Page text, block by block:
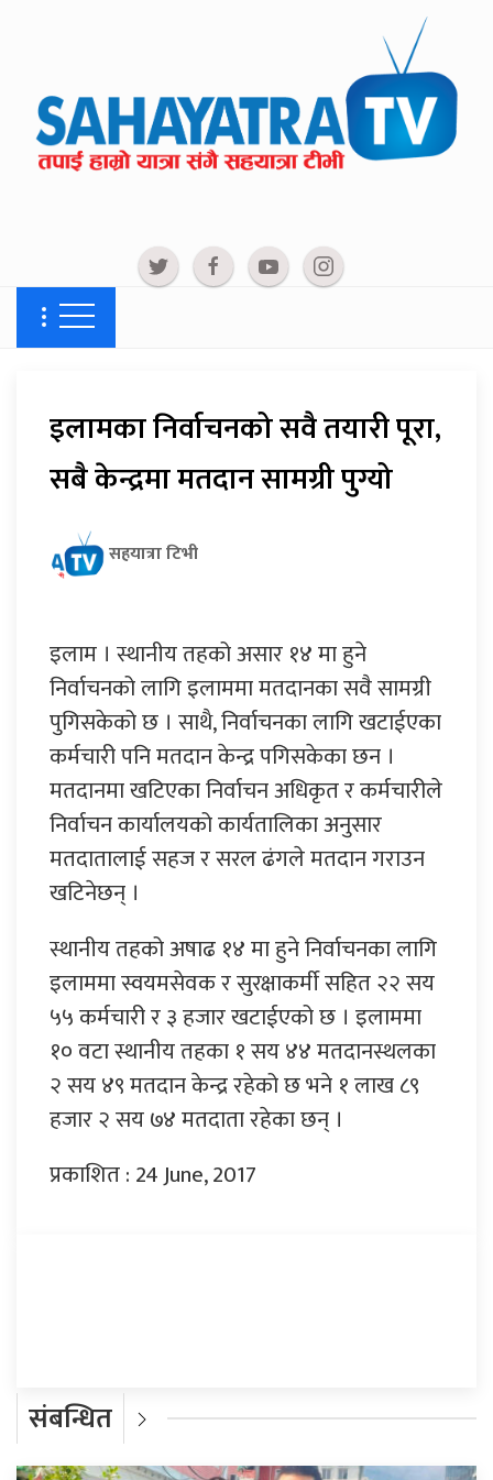
इलामका निर्वाचनको सवै तयारी पूरा,
सबै केन्द्रमा मतदान सामग्री पुग्यो
सहयात्रा टिभी
इलाम । स्थानीय तहको असार १४ मा हुने
निर्वाचनको लागि इलाममा मतदानका सवै सामग्री
पुगिसकेको छ । साथै, निर्वाचनका लागि खटाईएका
कर्मचारी पनि मतदान केन्द्र पगिसकेका छन ।
मतदानमा खटिएका निर्वाचन अधिकृत र कर्मचारीले
निर्वाचन कार्यालयको कार्यतालिका अनुसार
मतदातालाई सहज र सरल ढंगले मतदान गराउन
खटिनेछन् ।
स्थानीय तहको अषाढ १४ मा हुने निर्वाचनका लागि
इलाममा स्वयमसेवक र सुरक्षाकर्मी सहित २२ सय
५५ कर्मचारी र ३ हजार खटाईएको छ । इलाममा
१० वटा स्थानीय तहका १ सय ४४ मतदानस्थलका
२ सय ४९ मतदान केन्द्र रहेको छ भने १ लाख ८९
हजार २ सय ७४ मतदाता रहेका छन् ।
प्रकाशित : 24 June, 2017
संबन्धित